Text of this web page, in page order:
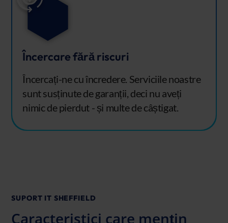
Încercare fără riscuri
Încercați-ne cu încredere. Serviciile noastre
sunt susținute de garanții, deci nu aveți
nimic de pierdut - și multe de câștigat.
SUPORT IT SHEFFIELD
Caracteristici care mențin